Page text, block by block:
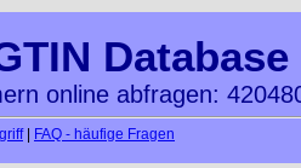
Database
online abfragen:
| FAQ - häufige Fragen